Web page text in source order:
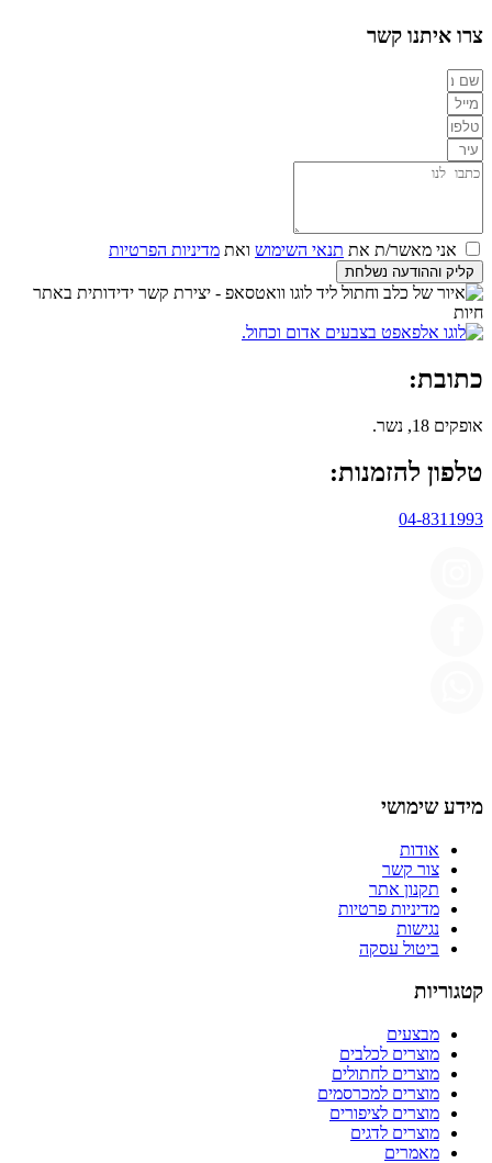
צרו איתנו קשר
אני מאשר/ת את תנאי השימוש ואת מדיניות הפרטיות
קליק וההודעה נשלחת
כתובת:
אופקים 18, נשר.
טלפון להזמנות:
04-8311993
מידע שימושי
אודות
צור קשר
תקנון אתר
מדיניות פרטיות
נגישות
ביטול עסקה
קטגוריות
מבצעים
מוצרים לכלבים
מוצרים לחתולים
מוצרים למכרסמים
מוצרים לציפורים
מוצרים לדגים
מאמרים